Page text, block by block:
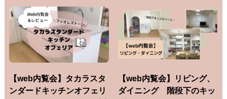
【web内覧会】タカラスタ
ンダードキッチンオフェリ
【web内覧会】リビング、
ダイニング 階段下のキッ